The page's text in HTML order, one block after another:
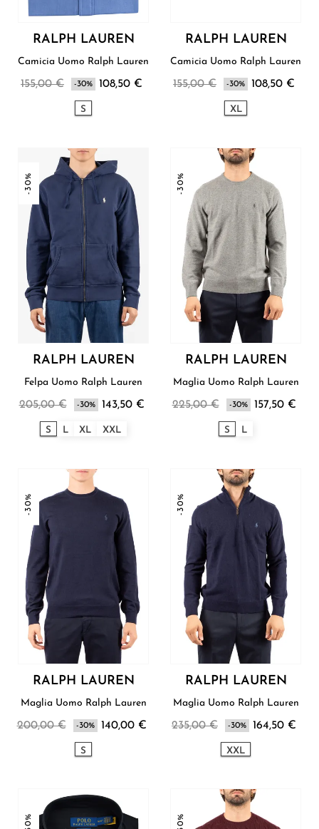
RALPH LAUREN
Camicia Uomo Ralph Lauren
155,00 € -30% 108,50 €
S
RALPH LAUREN
Camicia Uomo Ralph Lauren
155,00 € -30% 108,50 €
XL
-30%
RALPH LAUREN
Felpa Uomo Ralph Lauren
205,00 € -30% 143,50 €
S L XL XXL
-30%
RALPH LAUREN
Maglia Uomo Ralph Lauren
225,00 € -30% 157,50 €
S L
-30%
RALPH LAUREN
Maglia Uomo Ralph Lauren
200,00 € -30% 140,00 €
S
-30%
RALPH LAUREN
Maglia Uomo Ralph Lauren
235,00 € -30% 164,50 €
XXL
-30% -30%